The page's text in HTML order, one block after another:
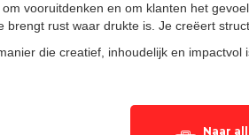
vooruitdenken en om klanten het
brengt rust waar drukte is. Je creëert
die creatief, inhoudelijk en
Naar